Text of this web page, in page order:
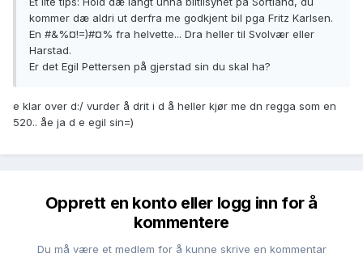
kommer dæ aldri ut derfra me godkjent bil pga Fritz Karlsen.
En #&%¤!=)#¤% fra helvette... Dra heller til Svolvær eller
Harstad.
Er det Egil Pettersen på gjerstad sin du skal ha?
e klar over d:/ vurder å drit i d å heller kjør me dn regga som en
520.. åe ja d e egil sin=)
Opprett en konto eller logg inn for å
kommentere
Du må være et medlem for å kunne skrive en kommentar